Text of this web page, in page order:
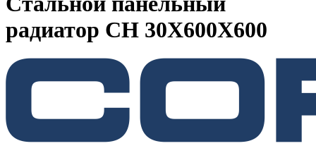
радиатор CH 30X600X600